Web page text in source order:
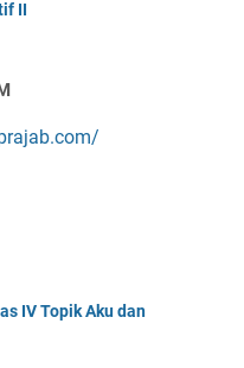
II
IV Topik Aku dan